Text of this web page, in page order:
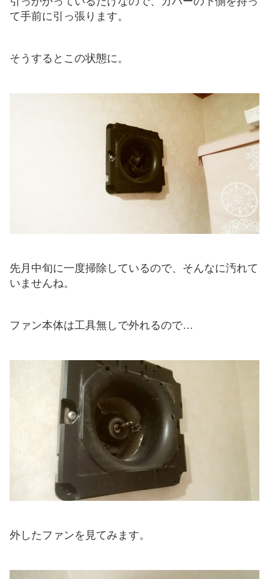
て手前に引っ張ります。
そうするとこの状態に。
先月中旬に一度掃除しているので、そんなに汚れて
いませんね。
ファン本体は工具無しで外れるので…
外したファンを見てみます。